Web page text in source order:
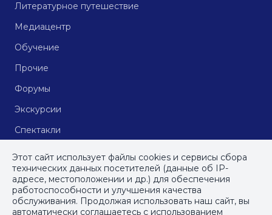
Литературное путешествие
Медиацентр
Обучение
Прочие
Форумы
Экскурсии
Спектакли
© СПб ГБУДПО«Институт культурных программ», 2023
Этот сайт использует файлы cookies и сервисы сбора
технических данных посетителей (данные об IP-
адресе, местоположении и др.) для обеспечения
работоспособности и улучшения качества
обслуживания. Продолжая использовать наш сайт, вы
автоматически соглашаетесь с использованием